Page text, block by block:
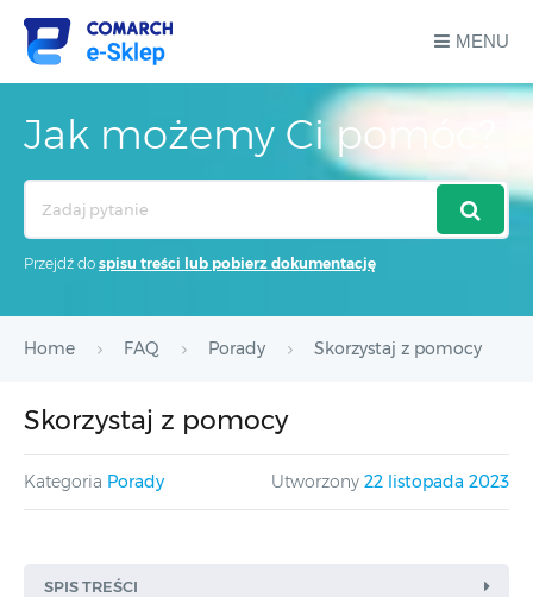
MENU
Jak możemy Ci pomóc?
Przejdź do spisu treści lub pobierz dokumentację
Home FAQ Porady Skorzystaj z pomocy
Skorzystaj z pomocy
Kategoria Porady Utworzony 22 listopada 2023
SPIS TREŚCI